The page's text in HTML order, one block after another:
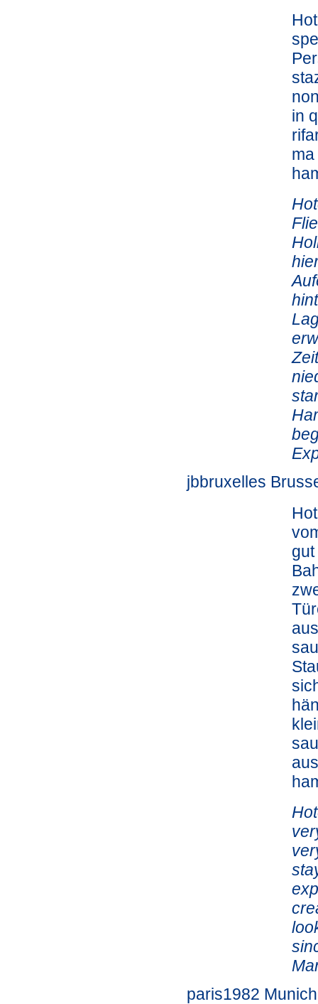
in
jbbruxelles
paris1982